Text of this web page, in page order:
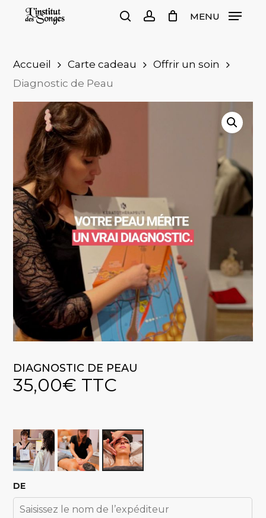
content
MENU
Cart
Accueil Carte cadeau
Offrir un soin
Diagnostic de Peau
DIAGNOSTIC DE PEAU
35,00€ TTC
DE